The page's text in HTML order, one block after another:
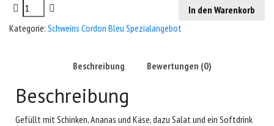
In den Warenkorb
Kategorie: Schweins Cordon Bleu Spezialangebot
Beschreibung Bewertungen (0)
Beschreibung
Gefüllt mit Schinken, Ananas und Käse, dazu Salat und ein Softdrink